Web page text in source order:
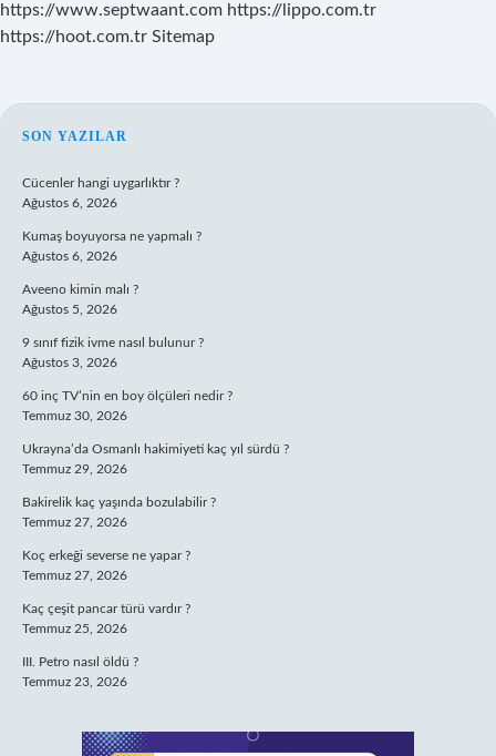
https://www.septwaant.com https://lippo.com.tr
https://hoot.com.tr Sitemap
SIDEBAR
SON YAZILAR
Cücenler hangi uygarlıktır ?
Ağustos 6, 2026
Kumaş boyuyorsa ne yapmalı ?
Ağustos 6, 2026
Aveeno kimin malı ?
Ağustos 5, 2026
9 sınıf fizik ivme nasıl bulunur ?
Ağustos 3, 2026
60 inç TV’nin en boy ölçüleri nedir ?
Temmuz 30, 2026
Ukrayna’da Osmanlı hakimiyeti kaç yıl sürdü ?
Temmuz 29, 2026
Bakirelik kaç yaşında bozulabilir ?
Temmuz 27, 2026
Koç erkeği severse ne yapar ?
Temmuz 27, 2026
Kaç çeşit pancar türü vardır ?
Temmuz 25, 2026
III. Petro nasıl öldü ?
Temmuz 23, 2026